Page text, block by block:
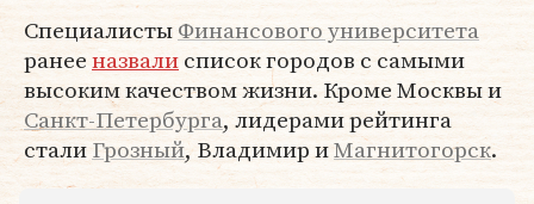
СпециалистыФинансового университета
ранееназвалисписок городов с самыми
высоким качеством жизни. Кроме Москвы и
Санкт-Петербурга, лидерами рейтинга
сталиГрозный, Владимир иМагнитогорск.